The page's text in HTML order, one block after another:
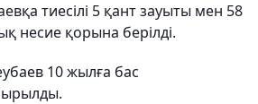
тиесілі 5 қант зауыты мен 58
несие қорына берілді.
10 жылға бас